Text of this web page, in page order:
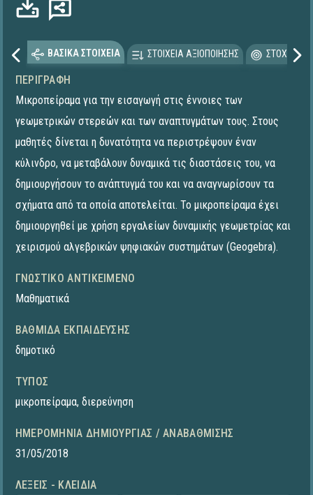
ΒΑΣΙΚΑ ΣΤΟΙΧΕΙΑ ΣΤΟΙΧΕΙΑ ΑΞΙΟΠΟΙΗΣΗΣ
ΠΕΡΙΓΡΑΦΉ
Μικροπείραμα για την εισαγωγή στις έννοιες των
γεωμετρικών στερεών και των αναπτυγμάτων τους. Στους
μαθητές δίνεται η δυνατότητα να περιστρέψουν έναν
κύλινδρο, να μεταβάλουν δυναμικά τις διαστάσεις του, να
δημιουργήσουν το ανάπτυγμά του και να αναγνωρίσουν τα
σχήματα από τα οποία αποτελείται. Το μικροπείραμα έχει
δημιουργηθεί με χρήση εργαλείων δυναμικής γεωμετρίας και
χειρισμού αλγεβρικών ψηφιακών συστημάτων (Geogebra).
ΓΝΩΣΤΙΚΌ ΑΝΤΙΚΕΊΜΕΝΟ
Μαθηματικά
ΒΑΘΜΊΔΑ ΕΚΠΑΊΔΕΥΣΗΣ
δημοτικό
ΤΎΠΟΣ
μικροπείραμα, διερεύνηση
ΗΜΕΡΟΜΗΝΊΑ ΔΗΜΙΟΥΡΓΊΑΣ / ΑΝΑΒΆΘΜΙΣΗΣ
31/05/2018
ΛΈΞΕΙΣ - ΚΛΕΙΔΙΆ